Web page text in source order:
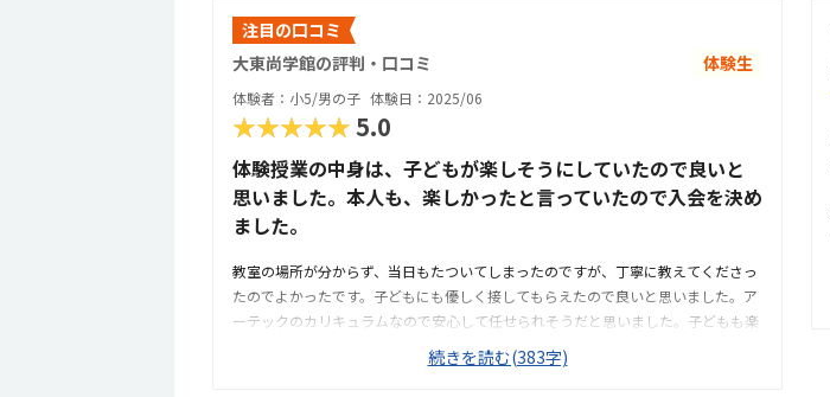
注目の口コミ
大東尚学館の評判・口コミ
体験生
体験者：小5/男の子 体験日：2025/06
★★★★★5.0
体験授業の中身は、子どもが楽しそうにしていたので良いと
思いました。本人も、楽しかったと言っていたので入会を決め
ました。
教室の場所が分からず、当日もたついてしまったのですが、丁寧に教えてくださっ
たのでよかったです。子どもにも優しく接してもらえたので良いと思いました。ア
ーテックのカリキュラムなので安心して任せられそうだと思いました。子どもも楽
しそうにしていたのでよかったです。子どもが好きそうな感じでした。駅から近い
ので、どこからでも通いやすいと思いました。うちは家が最寄り駅から近くなの
続きを読む(383字)